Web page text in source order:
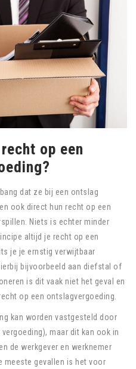
op een
dat ze bij een ontslag
ook direct hun recht op een
Niets is echter minder
altijd je recht op een
je je ernstig verwijtbaar
bijvoorbeeld aan diefstal of
is dit vaak niet het geval en
op een ontslagvergoeding.
kan worden vastgesteld door
maar dit kan ook in
de werkgever en werknemer
meeste gevallen is het voor